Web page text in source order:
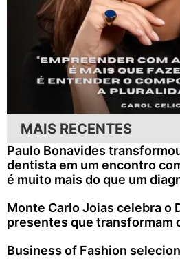
MAIS RECENTES
Paulo Bonavides
dentista em um encontro
é muito mais do que um
Monte Carlo Joias celebra o
presentes que transformam
Business of Fashion